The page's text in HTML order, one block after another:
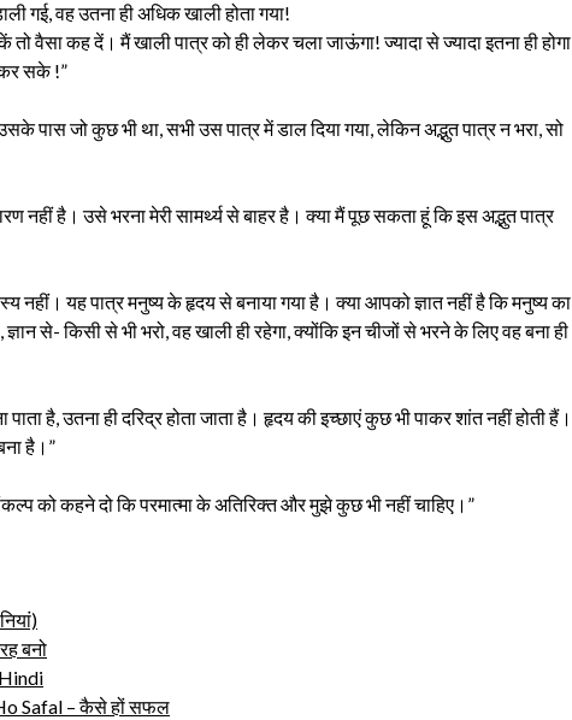
गई, वह उतना ही अधिक खाली होता गया!
वैसा कह दें। मैं खाली पात्र को ही लेकर चला जाऊंगा! ज्यादा से ज्यादा इतना ही होगा
कर सके !”
पास जो कुछ भी था, सभी उस पात्र में डाल दिया गया, लेकिन अद्भुत पात्र न भरा, सो
नहीं है। उसे भरना मेरी सामर्थ्य से बाहर है। क्या मैं पूछ सकता हूं कि इस अद्भुत पात्र
नहीं। यह पात्र मनुष्य के हृदय से बनाया गया है। क्या आपको ज्ञात नहीं है कि मनुष्य का
से- किसी से भी भरो, वह खाली ही रहेगा, क्योंकि इन चीजों से भरने के लिए वह बना ही
है, उतना ही दरिद्र होता जाता है। हृदय की इच्छाएं कुछ भी पाकर शांत नहीं होती हैं।
है।”
को कहने दो कि परमात्मा के अतिरिक्त और मुझे कुछ भी नहीं चाहिए।”
बनो
Safal – कैसे हों सफल